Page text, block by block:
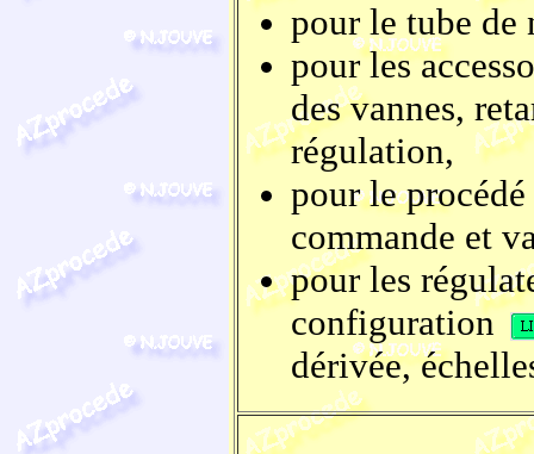
pour le tube de
pour les
des vannes,
régulation,
pour le
commande et
pour les
configuration
dérivée,